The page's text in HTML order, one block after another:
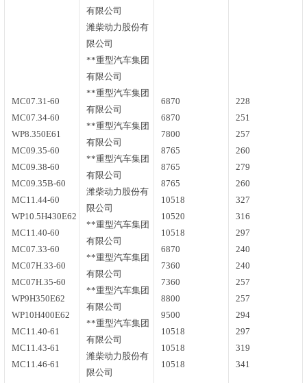
MC07.31-60
MC07.34-60
WP8.350E61
MC09.35-60
MC09.38-60
MC09.35B-60
MC11.44-60
WP10.5H430E62
MC11.40-60
MC07.33-60
MC07H.33-60
MC07H.35-60
WP9H350E62
WP10H400E62
MC11.40-61
MC11.43-61
MC11.46-61
有限公司
潍柴动力股份有
限公司
**重型汽车集团
有限公司
**重型汽车集团
有限公司
**重型汽车集团
有限公司
**重型汽车集团
有限公司
潍柴动力股份有
限公司
**重型汽车集团
有限公司
**重型汽车集团
有限公司
**重型汽车集团
有限公司
**重型汽车集团
有限公司
潍柴动力股份有
限公司
6870
6870
7800
8765
8765
8765
10518
10520
10518
6870
7360
7360
8800
9500
10518
10518
10518
228
251
257
260
279
260
327
316
297
240
240
257
257
294
297
319
341